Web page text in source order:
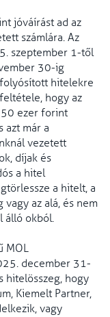
jóváírást ad az
számlára. Az
szeptember 1-től
30-ig
hitelekre
hogy az
ezer forint
azt már a
vezetett
díjak és
a hitel
a hitelt, a
az alá, és nem
álló okból.
MOL
december 31-
hitelösszeg, hogy
Kiemelt Partner,
vagy